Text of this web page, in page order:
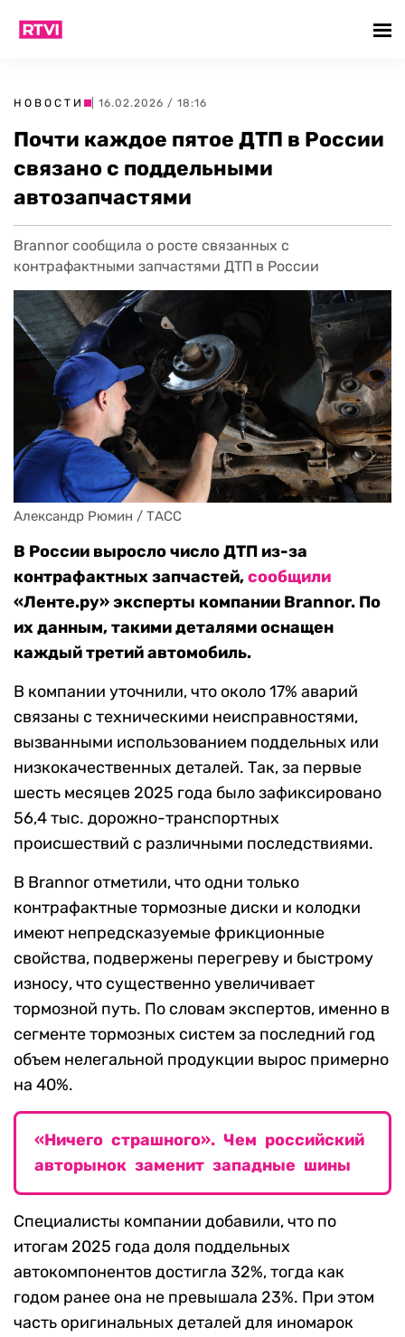
НОВОСТИ | 16.02.2026 / 18:16
Почти каждое пятое ДТП в России
связано с поддельными
автозапчастями
Brannor сообщила о росте связанных с
контрафактными запчастями ДТП в России
Александр Рюмин / ТАСС
В России выросло число ДТП из-за
контрафактных запчастей,сообщили
«Ленте.ру» эксперты компании Brannor. По
их данным, такими деталями оснащен
каждый третий автомобиль.
В компании уточнили, что около 17% аварий
связаны с техническими неисправностями,
вызванными использованием поддельных или
низкокачественных деталей. Так, за первые
шесть месяцев 2025 года было зафиксировано
56,4 тыс. дорожно-транспортных
происшествий с различными последствиями.
В Brannor отметили, что одни только
контрафактные тормозные диски и колодки
имеют непредсказуемые фрикционные
свойства, подвержены перегреву и быстрому
износу, что существенно увеличивает
тормозной путь. По словам экспертов, именно в
сегменте тормозных систем за последний год
объем нелегальной продукции вырос примерно
на 40%.
«Ничего страшного». Чем российский
авторынок заменит западные шины
Специалисты компании добавили, что по
итогам 2025 года доля поддельных
автокомпонентов достигла 32%, тогда как
годом ранее она не превышала 23%. При этом
часть оригинальных деталей для иномарок